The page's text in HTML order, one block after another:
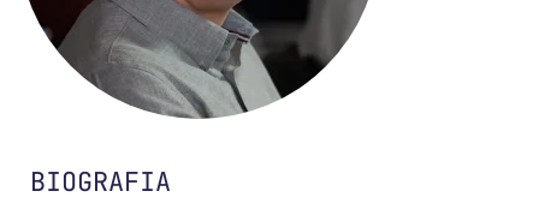
BIOGRAFIA